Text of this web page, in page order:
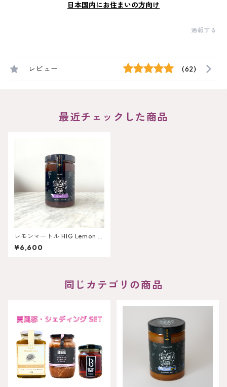
日本国内にお住まいの方向け
通報する
レビュー (62)
最近チェックした商品
レモンマートル HIG Lemon M
yrtle 750g
¥6,600
同じカテゴリの商品